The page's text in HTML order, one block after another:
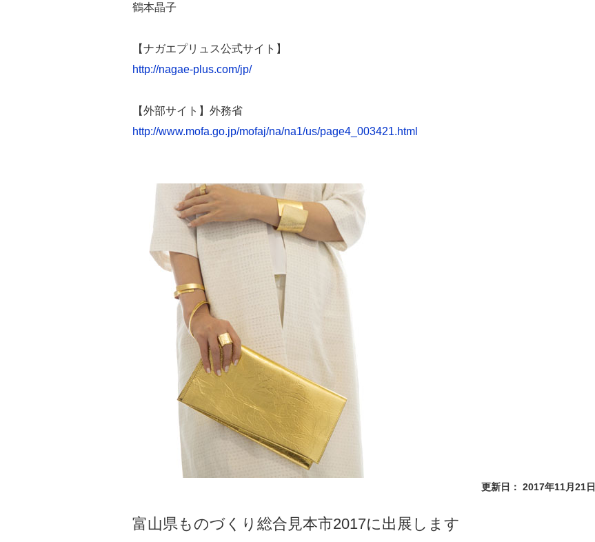
鶴本晶子
【ナガエプリュス公式サイト】
http://nagae-plus.com/jp/
【外部サイト】外務省
http://www.mofa.go.jp/mofaj/na/na1/us/page4_003421.html
更新日： 2017年11月21日
富山県ものづくり総合見本市2017に出展します